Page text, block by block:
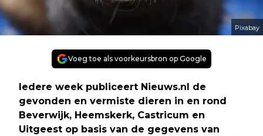
Pixabay
Voeg toe als voorkeursbron op Google
Iedere week publiceert Nieuws.nl de
gevonden en vermiste dieren in en rond
Beverwijk, Heemskerk, Castricum en
Uitgeest op basis van de gegevens van